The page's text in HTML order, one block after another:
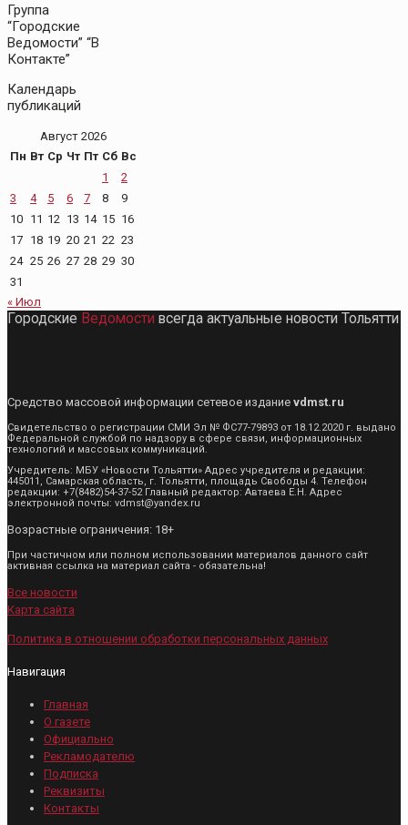
Группа
“Городские
Ведомости” “В
Контакте”
Календарь
публикаций
Август 2026
Пн Вт Ср Чт Пт Сб Вс
1
2
3
4 5 6 7 8
9
10 11 12 13 14 15 16
17 18 19 20 21 22 23
24 25 26 27 28 29 30
31
« Июл
Городские Ведомости всегда актуальные новости Тольятти
Средство массовой информации сетевое издание vdmst.ru
Свидетельство о регистрации СМИ Эл № ФС77-79893 от 18.12.2020 г. выдано
Федеральной службой по надзору в сфере связи, информационных
технологий и массовых коммуникаций.
Учредитель: МБУ «Новости Тольятти» Адрес учредителя и редакции:
445011, Самарская область, г. Тольятти, площадь Свободы 4. Телефон
редакции: +7(8482)54-37-52 Главный редактор: Автаева Е.Н. Адрес
электронной почты: vdmst@yandex.ru
Возрастные ограничения: 18+
При частичном или полном использовании материалов данного сайт
активная ссылка на материал сайта - обязательна!
Все новости
Карта сайта
Политика в отношении обработки персональных данных
Навигация
Главная
О газете
Официально
Рекламодателю
Подписка
Реквизиты
Контакты